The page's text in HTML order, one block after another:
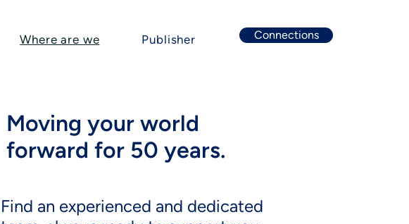
Where are we Publisher Connections
Moving your world
forward for 50 years.
Find an experienced and dedicated